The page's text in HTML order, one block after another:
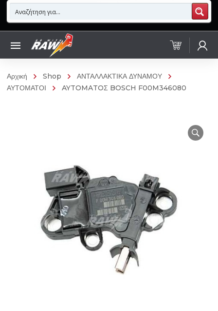
Αρχική Shop
ΑΝΤΑΛΛΑΚΤΙΚΑ ΔΥΝΑΜΟΥ
ΑΥΤΟΜΑΤΟΙ
AYTOMATOΣ BOSCH F00M346080